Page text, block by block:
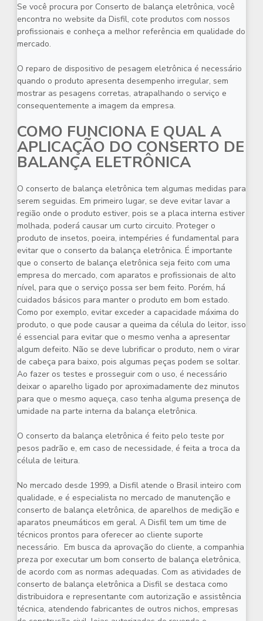
Se você procura por Conserto de balança eletrônica, você
encontra no website da Disfil, cote produtos com nossos
profissionais e conheça a melhor referência em qualidade do
mercado.
O reparo de dispositivo de pesagem eletrônica é necessário
quando o produto apresenta desempenho irregular, sem
mostrar as pesagens corretas, atrapalhando o serviço e
consequentemente a imagem da empresa.
COMO FUNCIONA E QUAL A
APLICAÇÃO DO CONSERTO DE
BALANÇA ELETRÔNICA
O conserto de balança eletrônica tem algumas medidas para
serem seguidas. Em primeiro lugar, se deve evitar lavar a
região onde o produto estiver, pois se a placa interna estiver
molhada, poderá causar um curto circuito. Proteger o
produto de insetos, poeira, intempéries é fundamental para
evitar que o conserto da balança eletrônica. É importante
que o conserto de balança eletrônica seja feito com uma
empresa do mercado, com aparatos e profissionais de alto
nível, para que o serviço possa ser bem feito. Porém, há
cuidados básicos para manter o produto em bom estado.
Como por exemplo, evitar exceder a capacidade máxima do
produto, o que pode causar a queima da célula do leitor, isso
é essencial para evitar que o mesmo venha a apresentar
algum defeito. Não se deve lubrificar o produto, nem o virar
de cabeça para baixo, pois algumas peças podem se soltar.
Ao fazer os testes e prosseguir com o uso, é necessário
deixar o aparelho ligado por aproximadamente dez minutos
para que o mesmo aqueça, caso tenha alguma presença de
umidade na parte interna da balança eletrônica.
O conserto da balança eletrônica é feito pelo teste por
pesos padrão e, em caso de necessidade, é feita a troca da
célula de leitura.
No mercado desde 1999, a Disfil atende o Brasil inteiro com
qualidade, e é especialista no mercado de manutenção e
conserto de balança eletrônica, de aparelhos de medição e
aparatos pneumáticos em geral. A Disfil tem um time de
técnicos prontos para oferecer ao cliente suporte
necessário. Em busca da aprovação do cliente, a companhia
preza por executar um bom conserto de balança eletrônica,
de acordo com as normas adequadas. Com as atividades de
conserto de balança eletrônica a Disfil se destaca como
distribuidora e representante com autorização e assistência
técnica, atendendo fabricantes de outros nichos, empresas